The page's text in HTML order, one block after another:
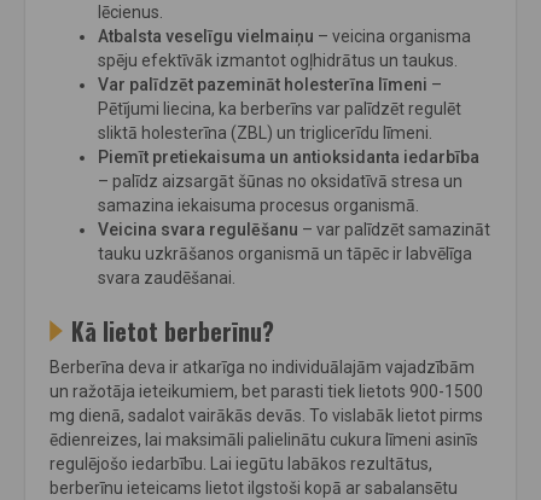
lēcienus.
Atbalsta veselīgu vielmaiņu – veicina organisma
spēju efektīvāk izmantot ogļhidrātus un taukus.
Var palīdzēt pazemināt holesterīna līmeni –
Pētījumi liecina, ka berberīns var palīdzēt regulēt
sliktā holesterīna (ZBL) un triglicerīdu līmeni.
Piemīt pretiekaisuma un antioksidanta iedarbība
– palīdz aizsargāt šūnas no oksidatīvā stresa un
samazina iekaisuma procesus organismā.
Veicina svara regulēšanu – var palīdzēt samazināt
tauku uzkrāšanos organismā un tāpēc ir labvēlīga
svara zaudēšanai.
Kā lietot berberīnu?
Berberīna deva ir atkarīga no individuālajām vajadzībām
un ražotāja ieteikumiem, bet parasti tiek lietots 900-1500
mg dienā, sadalot vairākās devās. To vislabāk lietot pirms
ēdienreizes, lai maksimāli palielinātu cukura līmeni asinīs
regulējošo iedarbību. Lai iegūtu labākos rezultātus,
berberīnu ieteicams lietot ilgstoši kopā ar sabalansētu